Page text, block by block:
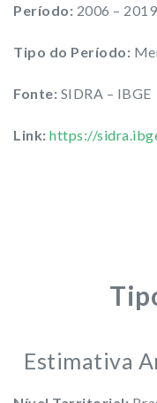
Período: 2006 – 2019
Tipo do Período:
Fonte: SIDRA – IBGE
Link: https://
Estimativa